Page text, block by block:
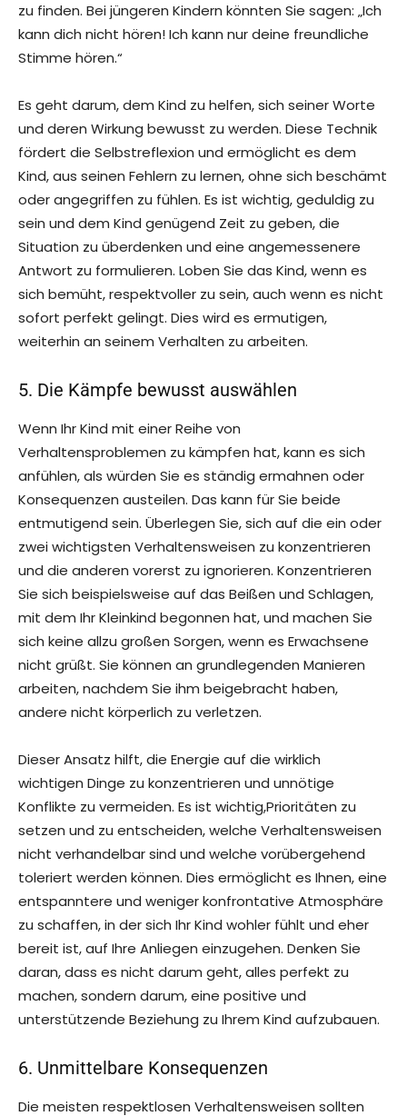
zu finden. Bei jüngeren Kindern könnten Sie sagen: „Ich
kann dich nicht hören! Ich kann nur deine freundliche
Stimme hören.“
Es geht darum, dem Kind zu helfen, sich seiner Worte
und deren Wirkung bewusst zu werden. Diese Technik
fördert die Selbstreflexion und ermöglicht es dem
Kind, aus seinen Fehlern zu lernen, ohne sich beschämt
oder angegriffen zu fühlen. Es ist wichtig, geduldig zu
sein und dem Kind genügend Zeit zu geben, die
Situation zu überdenken und eine angemessenere
Antwort zu formulieren. Loben Sie das Kind, wenn es
sich bemüht, respektvoller zu sein, auch wenn es nicht
sofort perfekt gelingt. Dies wird es ermutigen,
weiterhin an seinem Verhalten zu arbeiten.
5. Die Kämpfe bewusst auswählen
Wenn Ihr Kind mit einer Reihe von
Verhaltensproblemen zu kämpfen hat, kann es sich
anfühlen, als würden Sie es ständig ermahnen oder
Konsequenzen austeilen. Das kann für Sie beide
entmutigend sein. Überlegen Sie, sich auf die ein oder
zwei wichtigsten Verhaltensweisen zu konzentrieren
und die anderen vorerst zu ignorieren. Konzentrieren
Sie sich beispielsweise auf das Beißen und Schlagen,
mit dem Ihr Kleinkind begonnen hat, und machen Sie
sich keine allzu großen Sorgen, wenn es Erwachsene
nicht grüßt. Sie können an grundlegenden Manieren
arbeiten, nachdem Sie ihm beigebracht haben,
andere nicht körperlich zu verletzen.
Dieser Ansatz hilft, die Energie auf die wirklich
wichtigen Dinge zu konzentrieren und unnötige
Konflikte zu vermeiden. Es ist wichtig,Prioritäten zu
setzen und zu entscheiden, welche Verhaltensweisen
nicht verhandelbar sind und welche vorübergehend
toleriert werden können. Dies ermöglicht es Ihnen, eine
entspanntere und weniger konfrontative Atmosphäre
zu schaffen, in der sich Ihr Kind wohler fühlt und eher
bereit ist, auf Ihre Anliegen einzugehen. Denken Sie
daran, dass es nicht darum geht, alles perfekt zu
machen, sondern darum, eine positive und
unterstützende Beziehung zu Ihrem Kind aufzubauen.
6. Unmittelbare Konsequenzen
Die meisten respektlosen Verhaltensweisen sollten